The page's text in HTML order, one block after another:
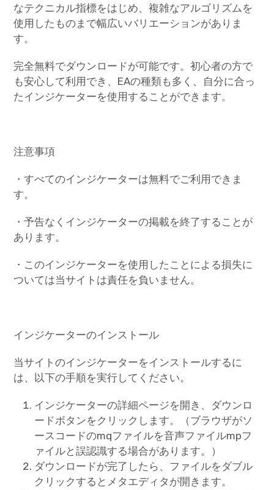
なテクニカル指標をはじめ、複雑なアルゴリズムを
使用したものまで幅広いバリエーションがありま
す。
完全無料でダウンロードが可能です。初心者の方で
も安心して利用でき、EAの種類も多く、自分に合っ
たインジケーターを使用することができます。
注意事項
・すべてのインジケーターは無料でご利用できま
す。
・予告なくインジケーターの掲載を終了することが
あります。
・このインジケーターを使用したことによる損失に
ついては当サイトは責任を負いません。
インジケーターのインストール
当サイトのインジケーターをインストールするに
は、以下の手順を実行してください。
インジケーターの詳細ページを開き、ダウンロ
ードボタンをクリックします。（ブラウザがソ
ースコードのmqファイルを音声ファイルmpフ
ァイルと誤認識する場合があります。）
ダウンロードが完了したら、ファイルをダブル
クリックするとメタエディタが開きます。